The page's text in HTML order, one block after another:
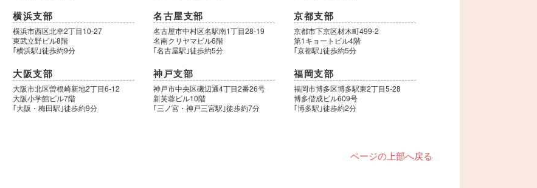
横浜支部
横浜市西区北幸2丁目10-27
東武立野ビル8階
｢横浜駅｣徒歩約9分
名古屋支部
名古屋市中村区名駅南1丁目28-19
名南クリヤマビル6階
｢名古屋駅｣徒歩約5分
京都支部
京都市下京区材木町499-2
第1キョートビル4階
｢京都駅｣徒歩約5分
大阪支部
大阪市北区曽根崎新地2丁目6-12
大阪小学館ビル7階
｢大阪・梅田駅｣徒歩約9分
神戸支部
神戸市中央区磯辺通4丁目2番26号
新芙蓉ビル10階
｢三ノ宮・神戸三宮駅｣徒歩約7分
福岡支部
福岡市博多区博多駅東2丁目5-28
博多偕成ビル609号
｢博多駅｣徒歩約2分
ページの上部へ戻る